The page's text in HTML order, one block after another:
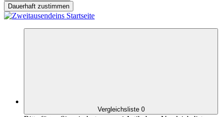
Dauerhaft zustimmen
Vergleichsliste 0